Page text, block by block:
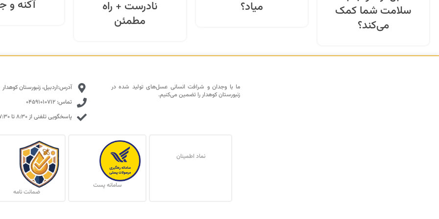
سلامت شما کمک
می‌کند؟
میاد؟
نادرست + راه
مطمئن
آکنه
آدرس:اردبیل، زنبورستان کوهدار
تماس: 04591010712
پاسخگویی تلفنی از ۸:۳۰ تا ۱۷:۳۰ با تمرکز بالا
ما با وجدان و شرافت انسانی عسل‌های تولید شده در
زنبورستان کوهدار را تضمین می‌کنیم.
نماد اطمینان
سامانه پست
ضمانت نامه